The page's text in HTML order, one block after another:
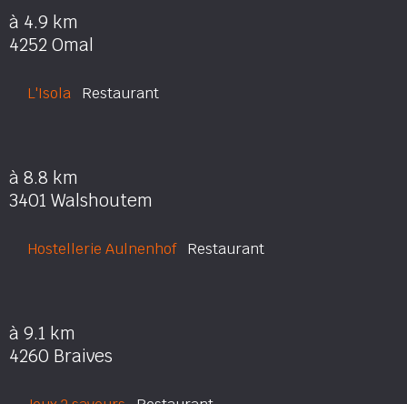
à 4.9 km
4252 Omal
L'Isola Restaurant
à 8.8 km
3401 Walshoutem
Hostellerie AulnenhofRestaurant
à 9.1 km
4260 Braives